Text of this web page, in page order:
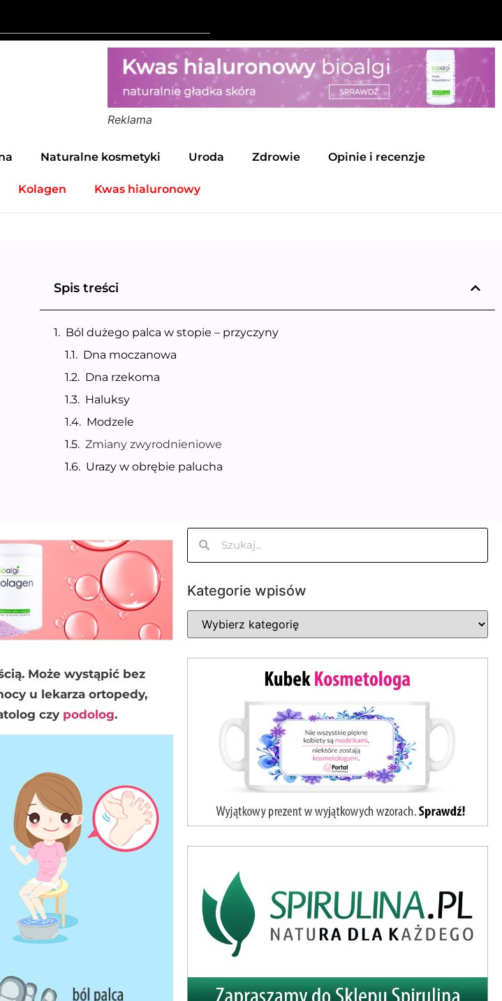
Reklama
Naturalne kosmetyki Uroda Zdrowie Opinie i recenzje
Kolagen Kwas hialuronowy
Spis treści
Ból dużego palca w stopie – przyczyny
Dna moczanowa
Dna rzekoma
Haluksy
Modzele
Zmiany zwyrodnieniowe
Urazy w obrębie palucha
Może wystąpić bez
u lekarza ortopedy,
czy podolog.
Kategorie wpisów